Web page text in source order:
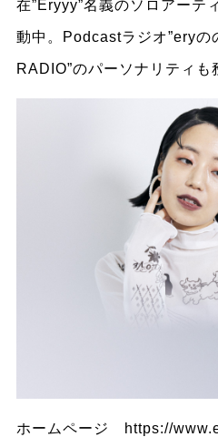
在”Eryyy”名義のソロアーテ
動中。Podcastラジオ”eryの
RADIO”のパーソナリティも
ホームページ https://